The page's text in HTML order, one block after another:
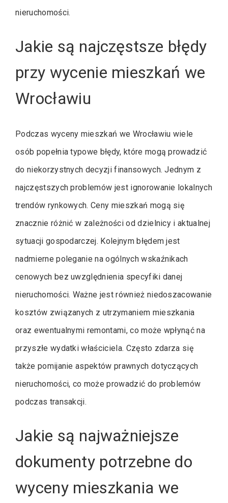
nieruchomości.
Jakie są najczęstsze błędy
przy wycenie mieszkań we
Wrocławiu
Podczas wyceny mieszkań we Wrocławiu wiele
osób popełnia typowe błędy, które mogą prowadzić
do niekorzystnych decyzji finansowych. Jednym z
najczęstszych problemów jest ignorowanie lokalnych
trendów rynkowych. Ceny mieszkań mogą się
znacznie różnić w zależności od dzielnicy i aktualnej
sytuacji gospodarczej. Kolejnym błędem jest
nadmierne poleganie na ogólnych wskaźnikach
cenowych bez uwzględnienia specyfiki danej
nieruchomości. Ważne jest również niedoszacowanie
kosztów związanych z utrzymaniem mieszkania
oraz ewentualnymi remontami, co może wpłynąć na
przyszłe wydatki właściciela. Często zdarza się
także pomijanie aspektów prawnych dotyczących
nieruchomości, co może prowadzić do problemów
podczas transakcji.
Jakie są najważniejsze
dokumenty potrzebne do
wyceny mieszkania we